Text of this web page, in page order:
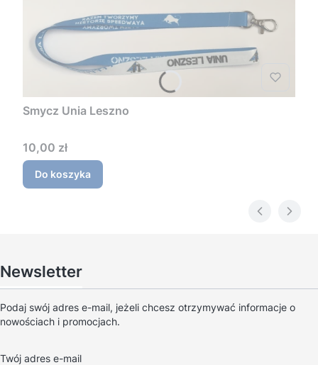
Smycz Unia Leszno
Cena
10,00 zł
Do koszyka
Newsletter
Podaj swój adres e-mail, jeżeli chcesz otrzymywać informacje o
nowościach i promocjach.
Twój adres e-mail